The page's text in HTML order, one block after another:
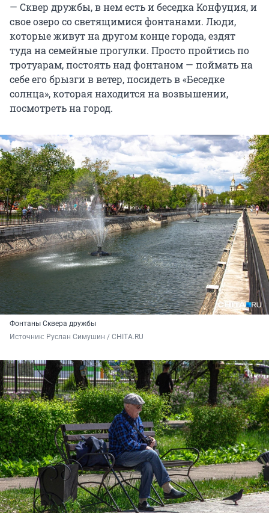
— Сквер дружбы, в нем есть и беседка Конфуция, и
свое озеро со светящимися фонтанами. Люди,
которые живут на другом конце города, ездят
туда на семейные прогулки. Просто пройтись по
тротуарам, постоять над фонтаном — поймать на
себе его брызги в ветер, посидеть в «Беседке
солнца», которая находится на возвышении,
посмотреть на город.
Фонтаны Сквера дружбы
Источник: Руслан Симушин / CHITA.RU